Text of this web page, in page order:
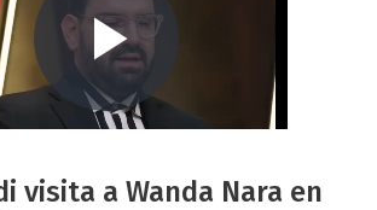
visita a Wanda Nara en